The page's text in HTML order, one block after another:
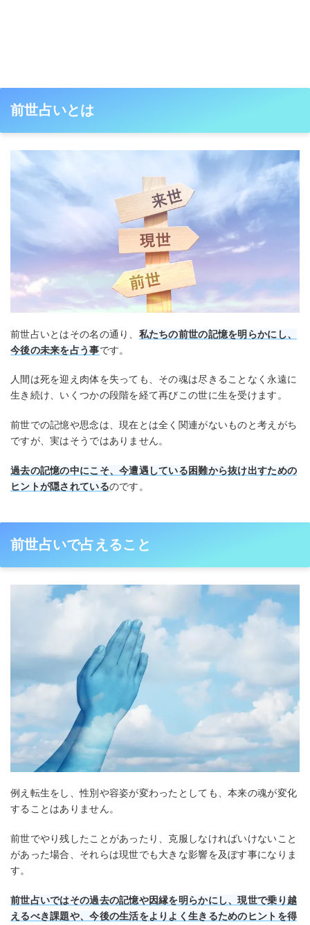
前世占いとは
前世占いとはその名の通り、 私たちの前世の記憶を明らかにし、
今後の未来を占う事です。
人間は死を迎え肉体を失っても、その魂は尽きることなく永遠に
生き続け、いくつかの段階を経て再びこの世に生を受けます。
前世での記憶や思念は、現在とは全く関連がないものと考えがち
ですが、実はそうではありません。
過去の記憶の中にこそ、今遭遇している困難から抜け出すための
ヒントが隠されているのです。
前世占いで占えること
例え転生をし、性別や容姿が変わったとしても、本来の魂が変化
することはありません。
前世でやり残したことがあったり、克服しなければいけないこと
があった場合、それらは現世でも大きな影響を及ぼす事になりま
す。
前世占いではその過去の記憶や因縁を明らかにし、現世で乗り越
えるべき課題や、今後の生活をよりよく生きるためのヒントを得